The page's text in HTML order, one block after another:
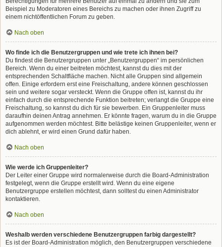
Beispiel zu Moderatoren eines Bereichs zu machen oder ihnen Zugriff zu
einem nichtöffentlichen Forum zu geben.
Nach oben
Wo finde ich die Benutzergruppen und wie trete ich ihnen bei?
Du findest die Benutzergruppen unter „Benutzergruppen“ im persönlichen
Bereich. Wenn du einer beitreten möchtest, kannst du dies mit der
entsprechenden Schaltfläche machen. Nicht alle Gruppen sind allgemein
offen. Einige erfordern erst eine Freischaltung, andere können geschlossen
sein und weitere sogar versteckt. Wenn die Gruppe offen ist, kannst du ihr
einfach durch die entsprechende Funktion beitreten; verlangt die Gruppe eine
Freischaltung, so kannst du dich für sie bewerben. Ein Gruppenleiter muss
daraufhin deinen Antrag annehmen. Er könnte fragen, warum du in die Gruppe
aufgenommen werden möchtest. Bitte belästige keinen Gruppenleiter, wenn er
dich ablehnt, er wird einen Grund dafür haben.
Nach oben
Wie werde ich Gruppenleiter?
Der Leiter einer Gruppe wird normalerweise durch die Board-Administration
festgelegt, wenn die Gruppe erstellt wird. Wenn du eine eigene
Benutzergruppe erstellen möchtest, dann solltest du einen Administrator
kontaktieren.
Nach oben
Weshalb werden verschiedene Benutzergruppen farbig dargestellt?
Es ist der Board-Administration möglich, den Benutzergruppen verschiedene